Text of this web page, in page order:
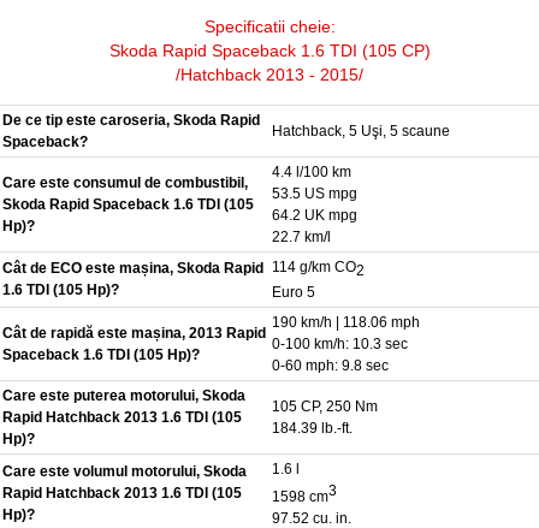
Specificatii cheie:
Skoda Rapid Spaceback 1.6 TDI (105 CP)
/Hatchback 2013 - 2015/
De ce tip este caroseria, Skoda Rapid
Spaceback?
Hatchback, 5 Uşi, 5 scaune
Care este consumul de combustibil,
Skoda Rapid Spaceback 1.6 TDI (105
Hp)?
4.4 l/100 km
53.5 US mpg
64.2 UK mpg
22.7 km/l
Cât de ECO este mașina, Skoda Rapid
1.6 TDI (105 Hp)?
114 g/km CO2
Euro 5
Cât de rapidă este mașina, 2013 Rapid
Spaceback 1.6 TDI (105 Hp)?
190 km/h | 118.06 mph
0-100 km/h: 10.3 sec
0-60 mph: 9.8 sec
Care este puterea motorului, Skoda
Rapid Hatchback 2013 1.6 TDI (105
Hp)?
105 CP, 250 Nm
184.39 lb.-ft.
Care este volumul motorului, Skoda
Rapid Hatchback 2013 1.6 TDI (105
Hp)?
1.6 l
1598 cm3
97.52 cu. in.